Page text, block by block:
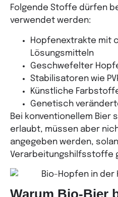
Folgende Stoffe dürfen
verwendet werden:
Hopfenextrakte mit
Lösungsmitteln
Geschwefelter
Stabilisatoren wie
Künstliche
Genetisch
Bei konventionellem Bier
erlaubt, müssen aber
angegeben werden,
Verarbeitungshilfsstoffe
Warum Bio-Bier